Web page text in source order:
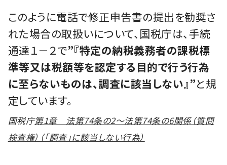
このように電話で修正申告書の提出を勧奨さ
れた場合の取扱いについて、国税庁は、手続
通達１－２で”『特定の納税義務者の課税標
準等又は税額等を認定する目的で行う行為
に至らないものは、調査に該当しない』”と規
定しています。
国税庁第1章 法第74条の2～法第74条の6関係（質問
検査権）（「調査」に該当しない行為）